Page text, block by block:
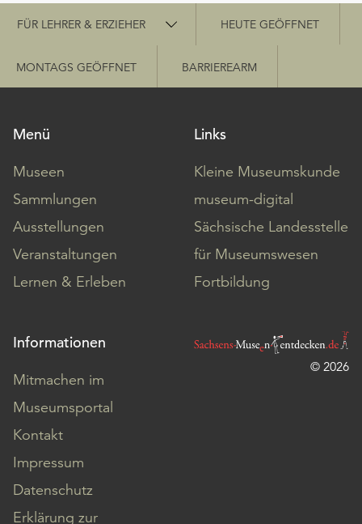
Schnellzugriff
FÜR LEHRER & ERZIEHER HEUTE GEÖFFNET
MONTAGS GEÖFFNET BARRIEREARM
Menü
Museen
Sammlungen
Ausstellungen
Veranstaltungen
Lernen & Erleben
Links
Kleine Museumskunde
museum-digital
Sächsische Landesstelle
für Museumswesen
Fortbildung
Informationen
Mitmachen im
Museumsportal
Kontakt
Impressum
Datenschutz
Erklärung zur
© 2026